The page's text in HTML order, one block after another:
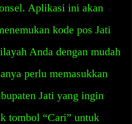
Aplikasi ini akan
kode pos Jati
Anda dengan mudah
perlu memasukkan
Jati yang ingin
tombol “Cari” untuk